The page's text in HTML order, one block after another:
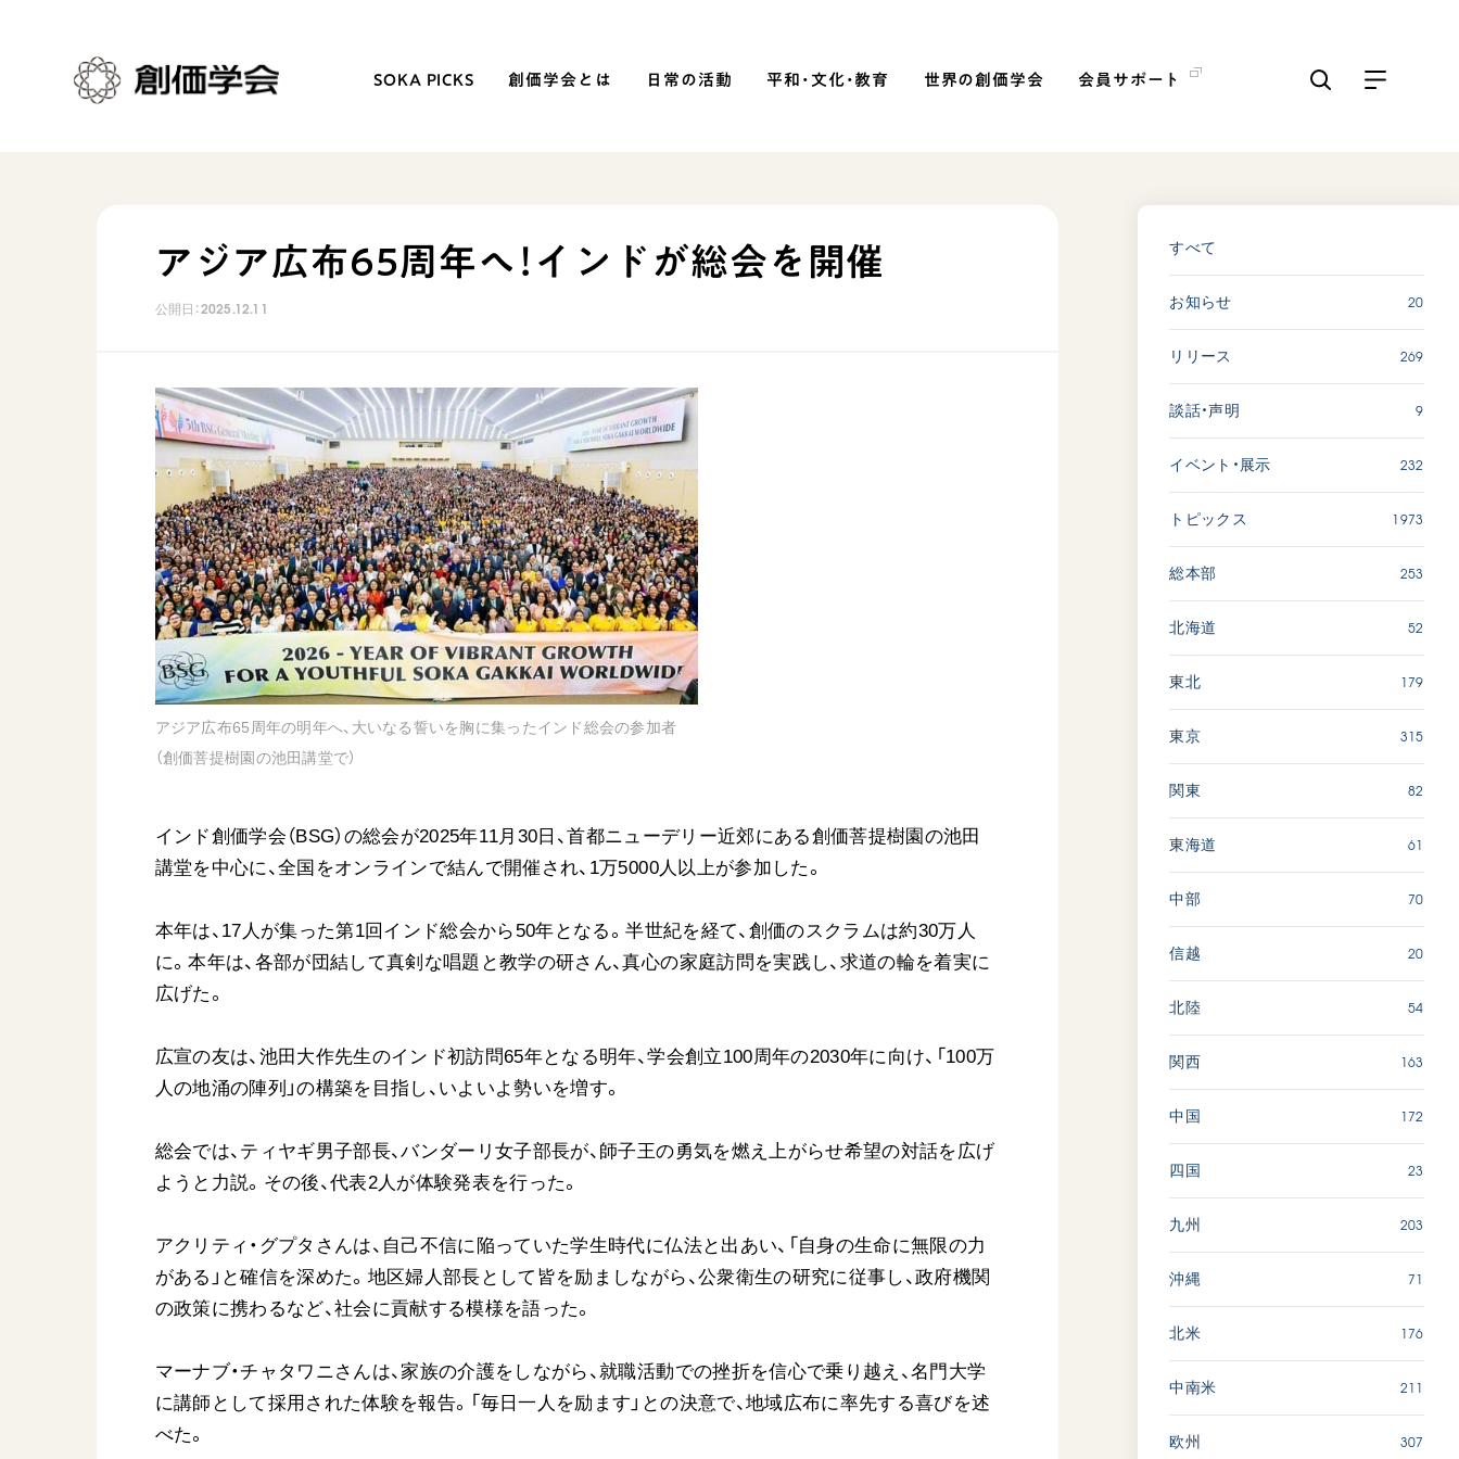
SOKA PICKS 創価学会とは 日常の活動 平和・文化・教育 世界の創価学会 会員サポート
自他共の幸福
日蓮大聖人の仏法（教学入門）
釈尊～法華経
創価学会の三代会長
初代会長・牧口常三郎先生
第2代会長・戸田城聖先生
第3代会長・池田大作先生
学会永遠の五指針
仏法を語る
主な行事
年間の活動について
友人葬
彼岸
「平和の文化」を構築
「持続可能な開発目標（SDGs）」の
取り組み
人道支援
音楽活動
展示活動
教育本部の活動
図書贈呈
世界の創価学会 基本情報
座談会御書ｅ講義
小説『新・人間革命』『人間革命』
御書検索［新版］
＜関連リンク＞
「三つの花ことば」 関西吹
奏楽団
2026.07.31
動画
「ペンタトニック・ファン
2026.07.17
文化
動画
2026.07.03
文化
動画
アジア広布65周年へ！インドが総会を開催
公開日：2025.12.11
アジア広布65周年の明年へ、大いなる誓いを胸に集ったインド総会の参加者
（創価菩提樹園の池田講堂で）
インド創価学会（BSG）の総会が2025年11月30日、首都ニューデリー近郊にある創価菩提樹園の池田
講堂を中心に、全国をオンラインで結んで開催され、1万5000人以上が参加した。
本年は、17人が集った第1回インド総会から50年となる。半世紀を経て、創価のスクラムは約30万人
に。本年は、各部が団結して真剣な唱題と教学の研さん、真心の家庭訪問を実践し、求道の輪を着実に
広げた。
広宣の友は、池田大作先生のインド初訪問65年となる明年、学会創立100周年の2030年に向け、「100万
人の地涌の陣列」の構築を目指し、いよいよ勢いを増す。
総会では、ティヤギ男子部長、バンダーリ女子部長が、師子王の勇気を燃え上がらせ希望の対話を広げ
ようと力説。その後、代表2人が体験発表を行った。
アクリティ・グプタさんは、自己不信に陥っていた学生時代に仏法と出あい、「自身の生命に無限の力
がある」と確信を深めた。地区婦人部長として皆を励ましながら、公衆衛生の研究に従事し、政府機関
の政策に携わるなど、社会に貢献する模様を語った。
マーナブ・チャタワニさんは、家族の介護をしながら、就職活動での挫折を信心で乗り越え、名門大学
に講師として採用された体験を報告。「毎日一人を励ます」との決意で、地域広布に率先する喜びを述
べた。
すべて
お知らせ 20
リリース 269
談話・声明 9
イベント・展示 232
トピックス 1973
総本部 253
北海道 52
東北 179
東京 315
関東 82
東海道 61
中部 70
信越 20
北陸 54
関西 163
中国 172
四国 23
九州 203
沖縄 71
北米 176
中南米 211
欧州 307